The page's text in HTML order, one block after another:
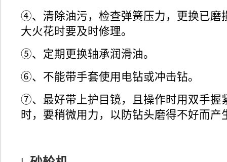
④、清除油污，检查弹簧压力，更换已磨
大火花时要及时修理。
⑤、定期更换轴承润滑油。
⑥、不能带手套使用电钻或冲击钻。
⑦、最好带上护目镜，且操作时用双手握
时，要稍微用力，以防钻头磨得不好而产